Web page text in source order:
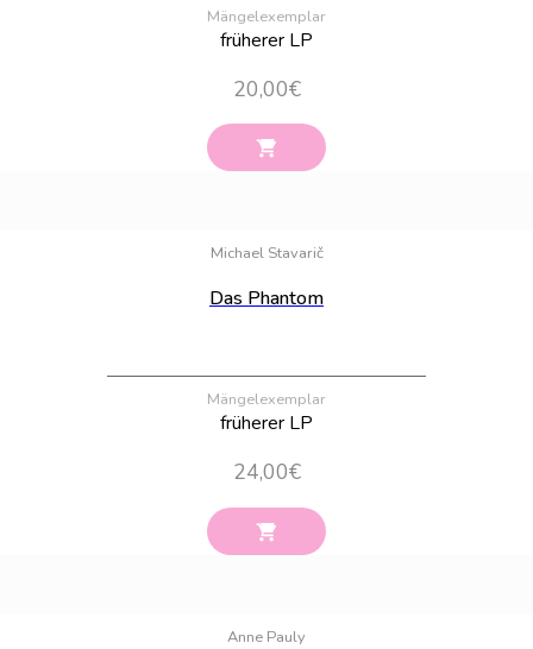
Mängelexemplar
früherer LP
20,00€
Michael Stavarič
Das Phantom
Mängelexemplar
früherer LP
24,00€
Anne Pauly